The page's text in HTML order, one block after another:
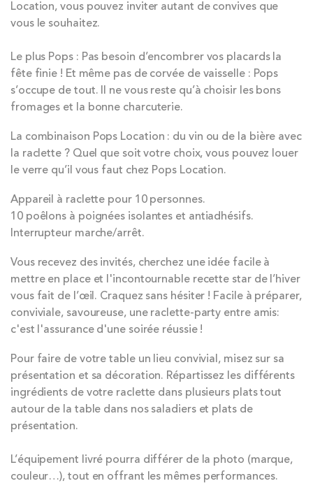
Location, vous pouvez inviter autant de convives que
vous le souhaitez.
Le plus Pops : Pas besoin d’encombrer vos placards la
fête finie ! Et même pas de corvée de vaisselle : Pops
s’occupe de tout. Il ne vous reste qu’à choisir les bons
fromages et la bonne charcuterie.
La combinaison Pops Location : du vin ou de la bière avec
la raclette ? Quel que soit votre choix, vous pouvez louer
le verre qu’il vous faut chez Pops Location.
Appareil à raclette pour 10 personnes.
10 poêlons à poignées isolantes et antiadhésifs.
Interrupteur marche/arrêt.
Vous recevez des invités, cherchez une idée facile à
mettre en place et l'incontournable recette star de l’hiver
vous fait de l’œil. Craquez sans hésiter ! Facile à préparer,
conviviale, savoureuse, une raclette-party entre amis:
c'est l'assurance d'une soirée réussie !
Pour faire de votre table un lieu convivial, misez sur sa
présentation et sa décoration. Répartissez les différents
ingrédients de votre raclette dans plusieurs plats tout
autour de la table dans nos saladiers et plats de
présentation.
L’équipement livré pourra différer de la photo (marque,
couleur…), tout en offrant les mêmes performances.